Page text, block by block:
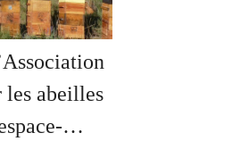
les abeilles